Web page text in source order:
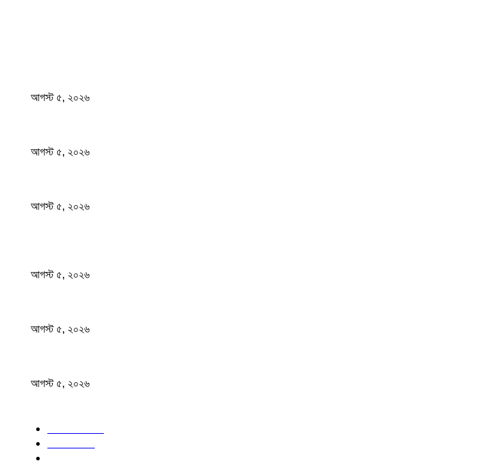
আগস্ট ৫, ২০২৬
আগস্ট ৫, ২০২৬
আগস্ট ৫, ২০২৬
আগস্ট ৫, ২০২৬
আগস্ট ৫, ২০২৬
আগস্ট ৫, ২০২৬